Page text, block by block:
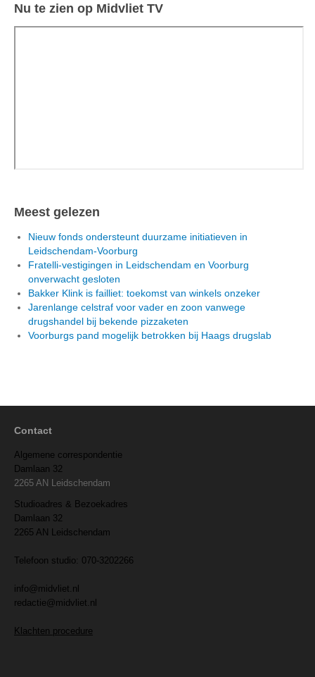
Nu te zien op Midvliet TV
Meest gelezen
Nieuw fonds ondersteunt duurzame initiatieven in
Leidschendam-Voorburg
Fratelli-vestigingen in Leidschendam en Voorburg
onverwacht gesloten
Bakker Klink is failliet: toekomst van winkels onzeker
Jarenlange celstraf voor vader en zoon vanwege
drugshandel bij bekende pizzaketen
Voorburgs pand mogelijk betrokken bij Haags drugslab
Contact
Algemene correspondentie
Damlaan 32
2265 AN Leidschendam
Studioadres & Bezoekadres
Damlaan 32
2265 AN Leidschendam
Telefoon studio: 070-3202266
info@midvliet.nl
redactie@midvliet.nl
Klachten procedure